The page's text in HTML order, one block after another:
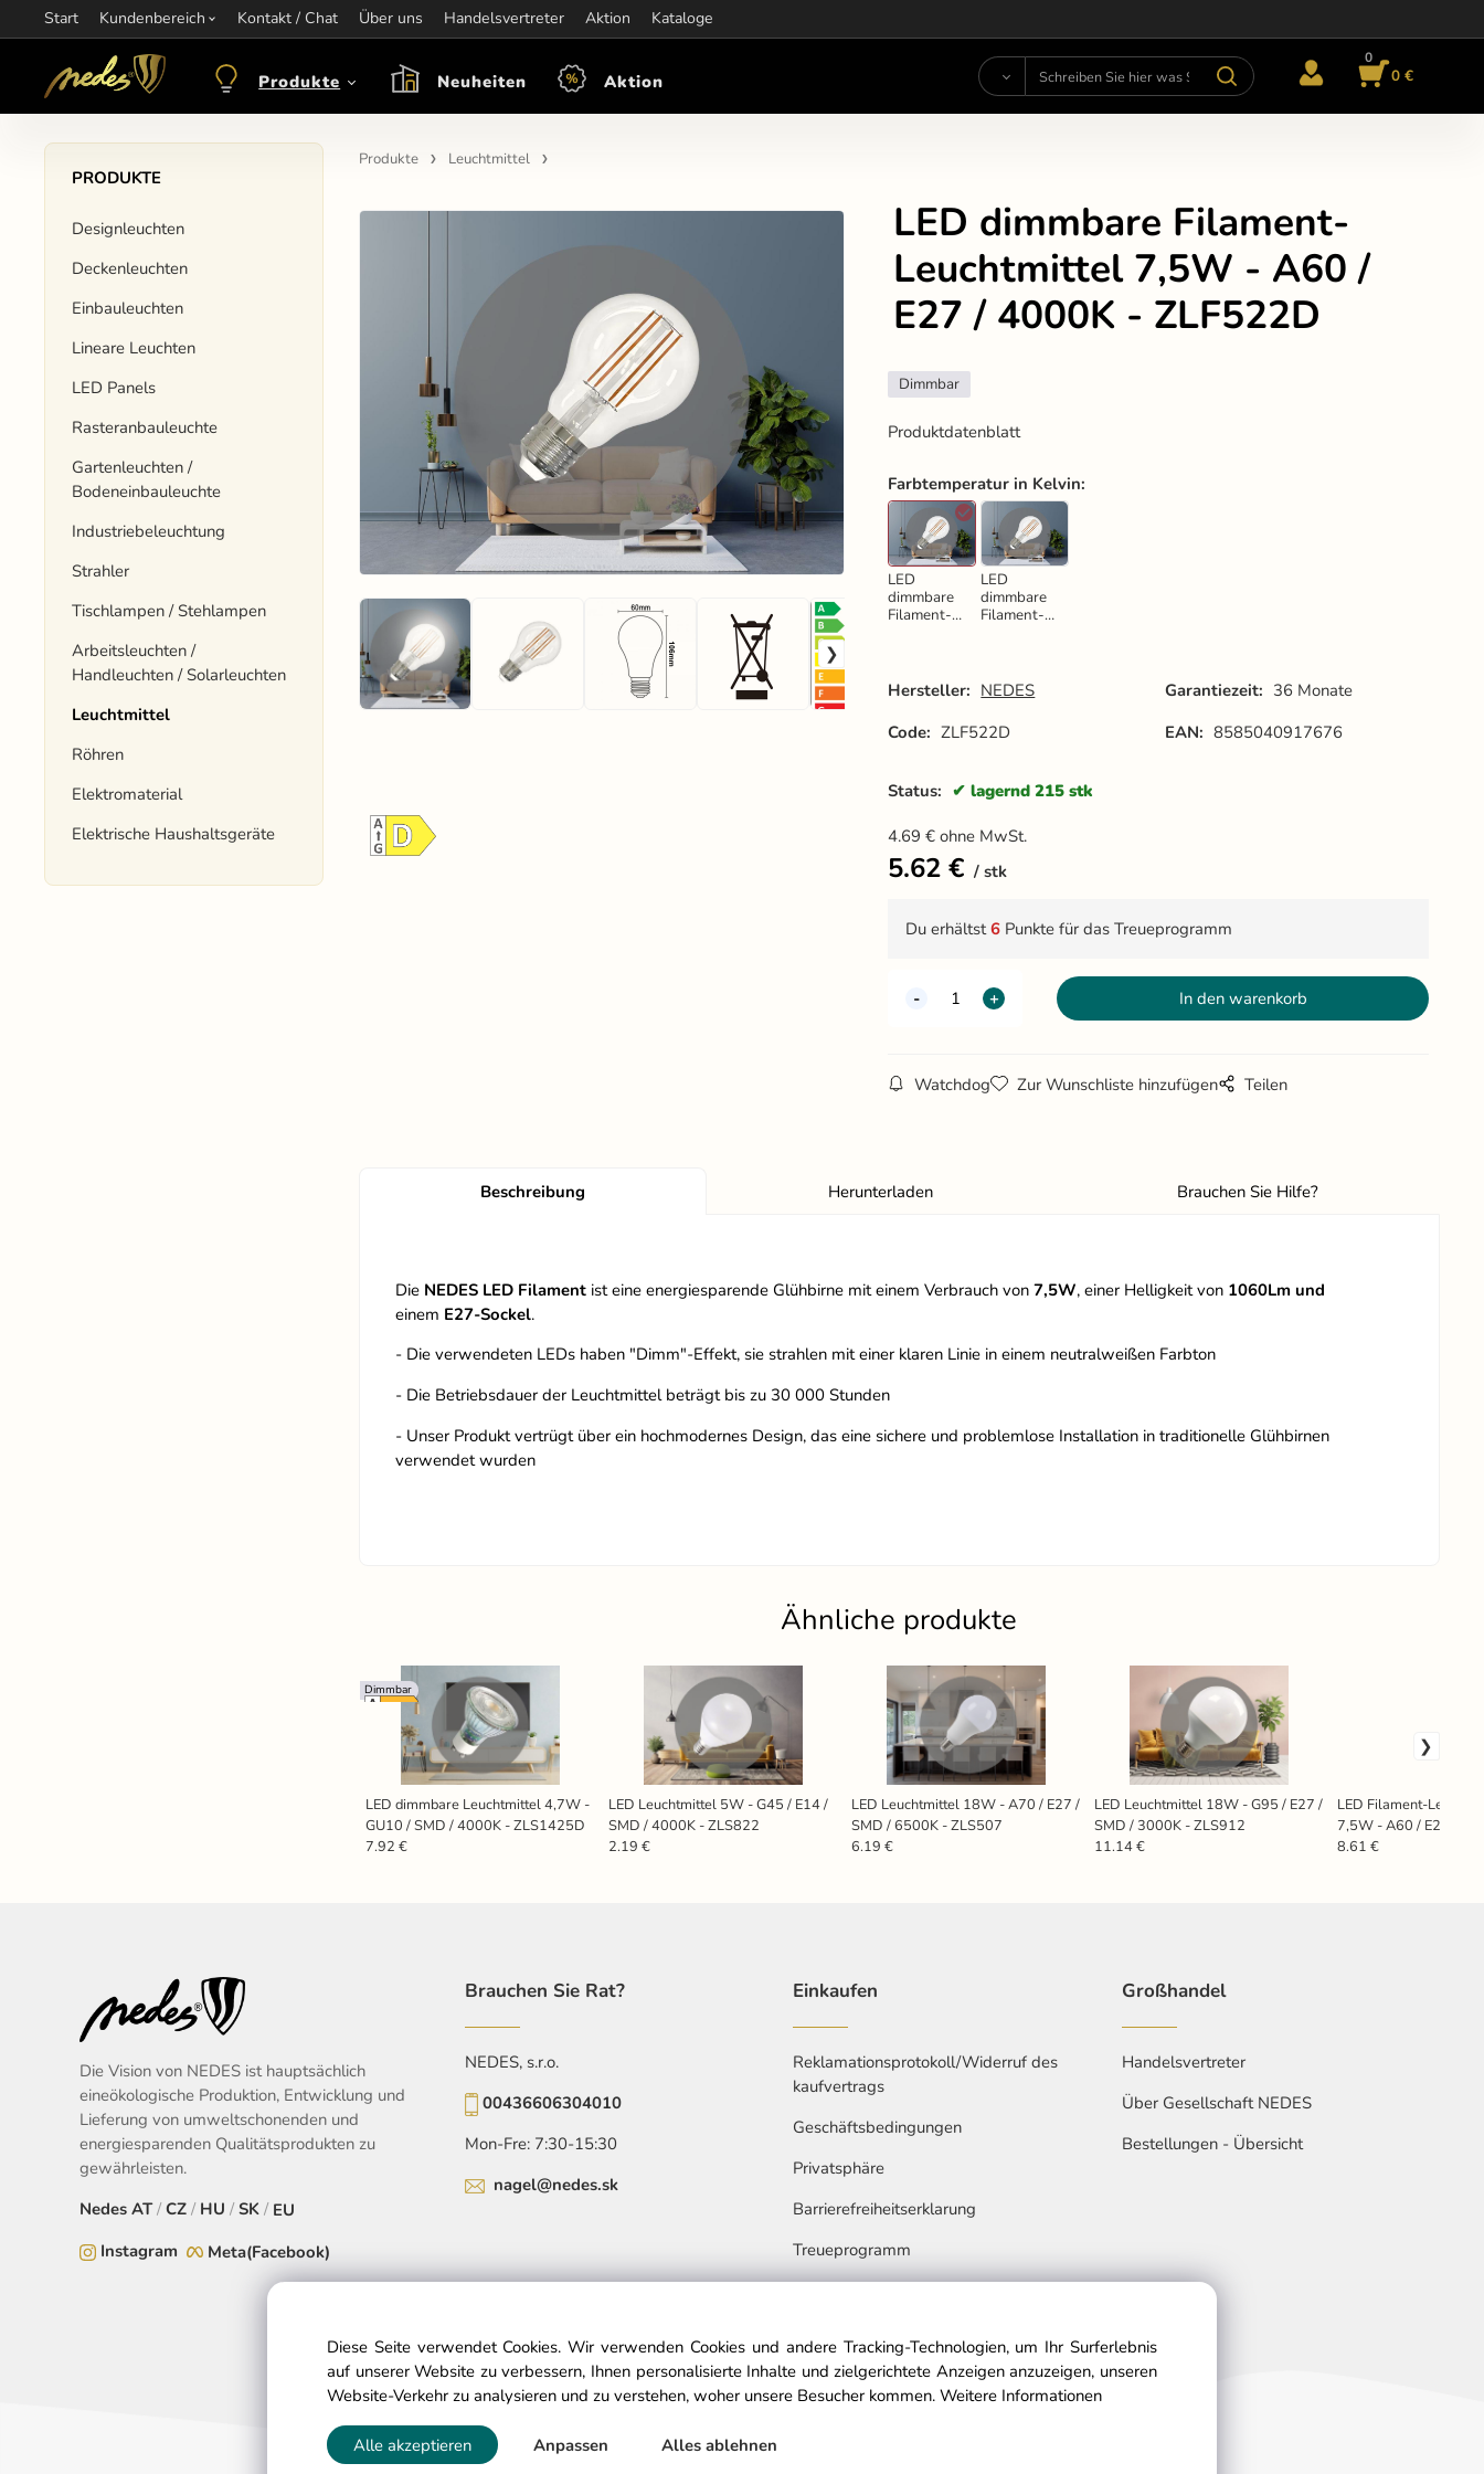
Start Kundenbereich Kontakt / Chat Über uns Handelsvertreter Aktion Kataloge
Information:nagel@nedes.sk Kontakt: 00436606304010 Öffnungszeiten:Mon-Fre: 7:30 - 15:30
Produkte Neuheiten Aktion
0
0 €
PRODUKTE
Designleuchten
Deckenleuchten
Einbauleuchten
Lineare Leuchten
LED Panels
Rasteranbauleuchte
Gartenleuchten /
Bodeneinbauleuchte
Industriebeleuchtung
Strahler
Tischlampen / Stehlampen
Arbeitsleuchten /
Handleuchten / Solarleuchten
Leuchtmittel
Röhren
Elektromaterial
Elektrische Haushaltsgeräte
Produkte Leuchtmittel
LED dimmbare Filament-
Leuchtmittel 7,5W - A60 /
E27 / 4000K - ZLF522D
Dimmbar
Produktdatenblatt
Farbtemperatur in Kelvin:
LED
dimmbare
Filament-
4000K -
ZLF522D
LED
dimmbare
Filament-
3000K -
ZLF512D
Hersteller: NEDES Garantiezeit: 36 Monate
Code: ZLF522D EAN: 8585040917676
Status: lagernd 215 stk
4.69 €ohne MwSt.
5.62 € stk
Du erhältst6 Punkte für das Treueprogramm
Watchdog Zur Wunschliste hinzufügen Teilen
Beschreibung Herunterladen Brauchen Sie Hilfe?
Die NEDES LED Filamentist eine energiesparende Glühbirne mit einem Verbrauch von 7,5W, einer Helligkeit von1060Lm und
einem E27-Sockel.
- Die verwendeten LEDs haben "Dimm"-Effekt, sie strahlen mit einer klaren Linie in einem neutralweißen Farbton
- Die Betriebsdauer der Leuchtmittel beträgt bis zu 30 000 Stunden
- Unser Produkt vertrügt über ein hochmodernes Design, das eine sichere und problemlose Installation in traditionelle Glühbirnen
verwendet wurden
Ähnliche produkte
LED dimmbare Leuchtmittel 4,7W -
GU10 / SMD / 4000K - ZLS1425D
Dimmbar
7.92 €
LED Leuchtmittel 5W - G45 / E14 /
SMD / 4000K - ZLS822
2.19 €
LED Leuchtmittel 18W - A70 / E27 /
SMD / 6500K - ZLS507
6.19 €
LED Leuchtmittel 18W - G95 / E27 /
SMD / 3000K - ZLS912
11.14 €
LED Filament-
7,5W - A60 / E27 /
ZWF201
8.61 €
Die Vision von NEDES ist hauptsächlich
eineökologische Produktion, Entwicklung und
Lieferung von umweltschonenden und
energiesparenden Qualitätsprodukten zu
gewährleisten.
Nedes AT / CZ / HU / SK / EU
Instagram
Meta(Facebook)
Brauchen Sie Rat?
NEDES, s.r.o.
00436606304010
Mon-Fre: 7:30-15:30
nagel@nedes.sk
Einkaufen
Reklamationsprotokoll/Widerruf des
kaufvertrags
Geschäftsbedingungen
Privatsphäre
Barrierefreiheitserklarung
Treueprogramm
Großhandel
Handelsvertreter
Über Gesellschaft NEDES
Bestellungen - Übersicht
Diese Seite verwendet Cookies. Wir verwenden Cookies und andere Tracking-Technologien, um Ihr Surferlebnis
auf unserer Website zu verbessern, Ihnen personalisierte Inhalte und zielgerichtete Anzeigen anzuzeigen, unseren
Website-Verkehr zu analysieren und zu verstehen, woher unsere Besucher kommen. Weitere Informationen
Alle akzeptieren Anpassen Alles ablehnen